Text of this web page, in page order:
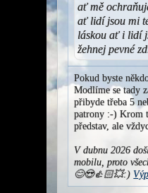
ať mě
ať lidí jsou mi
láskou ať i lidí
žehnej pevné
Pokud byste
Modlíme se tady
přibyde třeba 5
patrony :-) Krom
představ, ale
V dubnu 2026
mobilu, proto
😊😍👍🏻💥:)